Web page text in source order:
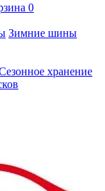
0
Зимние шины
хранение